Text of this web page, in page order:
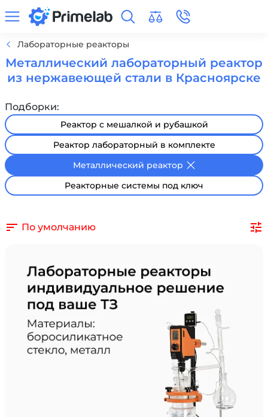
Лабораторные реакторы
Металлический лабораторный реактор
из нержавеющей стали в Красноярске
Подборки:
Реактор с мешалкой и рубашкой
Реактор лабораторный в комплекте
Металлический реактор
Реакторные системы под ключ
По умолчанию